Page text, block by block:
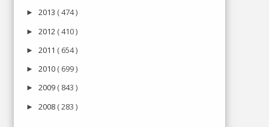
► 2013 ( 474 )
► 2012 ( 410 )
► 2011 ( 654 )
► 2010 ( 699 )
► 2009 ( 843 )
► 2008 ( 283 )